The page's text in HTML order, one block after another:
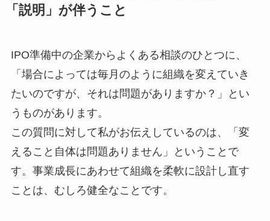
「説明」が伴うこと
IPO準備中の企業からよくある相談のひとつに、
「場合によっては毎月のように組織を変えていき
たいのですが、それは問題がありますか？」とい
うものがあります。
この質問に対して私がお伝えしているのは、「変
えること自体は問題ありません」ということで
す。事業成長にあわせて組織を柔軟に設計し直す
ことは、むしろ健全なことです。